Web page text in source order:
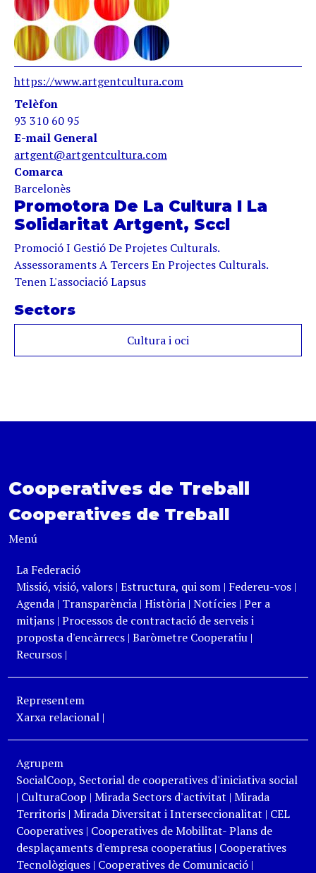
https://www.artgentcultura.com
Telèfon
93 310 60 95
E-mail General
artgent@artgentcultura.com
Comarca
Barcelonès
Promotora De La Cultura I La
Solidaritat Artgent, Sccl
Promoció I Gestió De Projetes Culturals.
Assessoraments A Tercers En Projectes Culturals.
Tenen L'associació Lapsus
Sectors
Cultura i oci
Cooperatives de Treball
Cooperatives de Treball
Menú
La Federació
Missió, visió, valors| Estructura, qui som| Federeu-vos|
Agenda | Transparència| Història| Notícies | Per a
mitjans| Processos de contractació de serveis i
proposta d'encàrrecs| Baròmetre Cooperatiu|
Recursos|
Representem
Xarxa relacional|
Agrupem
SocialCoop, Sectorial de cooperatives d'iniciativa social
| CulturaCoop | Mirada Sectors d'activitat | Mirada
Territoris| Mirada Diversitat i Interseccionalitat | CEL
Cooperatives| Cooperatives de Mobilitat- Plans de
desplaçaments d'empresa cooperatius| Cooperatives
Tecnològiques| Cooperatives de Comunicació|